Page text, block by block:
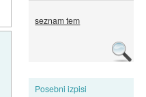
seznam tem
Posebni izpisi